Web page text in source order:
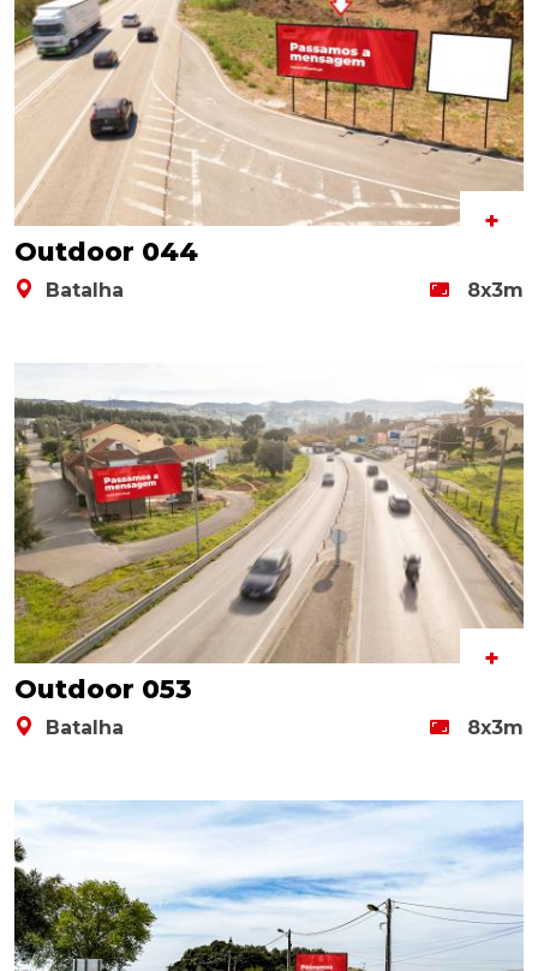
+
Outdoor 044
Batalha 8x3m
+
Outdoor 053
Batalha 8x3m